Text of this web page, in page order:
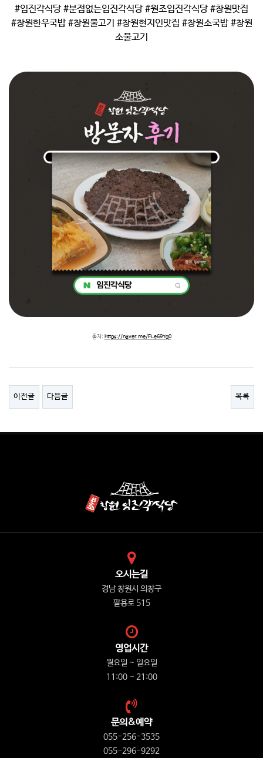
#임진각식당 #분점없는임진각식당 #원조임진각식당 #창원맛집
#창원한우국밥 #창원불고기 #창원현지인맛집 #창원소국밥 #창원
소불고기
출처: https://naver.me/FLe69Yq0
이전글 다음글 목록
오시는길
경남 창원시 의창구
팔용로 515
영업시간
월요일 ~ 일요일
11:00 ~ 21:00
문의&예약
055-256-3535
055-296-9292